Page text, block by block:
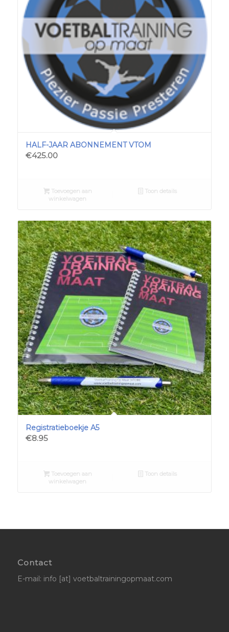
HALF-JAAR ABONNEMENT VTOM
€425.00
Toevoegen aan
winkelwagen
Toon details
Registratieboekje A5
€8.95
Toevoegen aan
winkelwagen
Toon details
Contact
E-mail: info [at] voetbaltrainingopmaat.com